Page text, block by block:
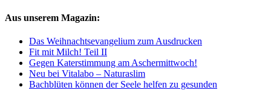
Aus unserem Magazin:
Das Weihnachtsevangelium zum Ausdrucken
Fit mit Milch! Teil II
Gegen Katerstimmung am Aschermittwoch!
Neu bei Vitalabo – Naturaslim
Bachblüten können der Seele helfen zu gesunden